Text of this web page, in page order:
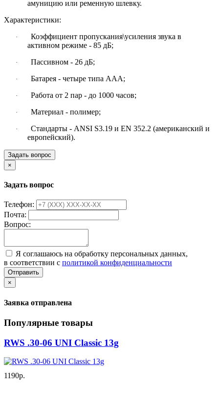
амуницию или ременную шлевку.
Характеристики:
·
Коэффициент пропускания\усиления звука в
активном режиме - 85 дБ;
· Пассивном - 26 дБ;
· Батарея - четыре типа AAA;
· Работа от 2 пар - до 1000 часов;
· Материал - полимер;
·
Стандарты - ANSI S3.19 и EN 352.2 (американский и
европейский).
Задать вопрос
×
Задать вопрос
Телефон:
Почта:
Вопрос:
Я соглашаюсь на обработку персональных данных,
в соответствии с политикой конфиденциальности
Отправить
×
Заявка отправлена
Популярные товары
RWS .30-06 UNI Classic 13g
1190р.